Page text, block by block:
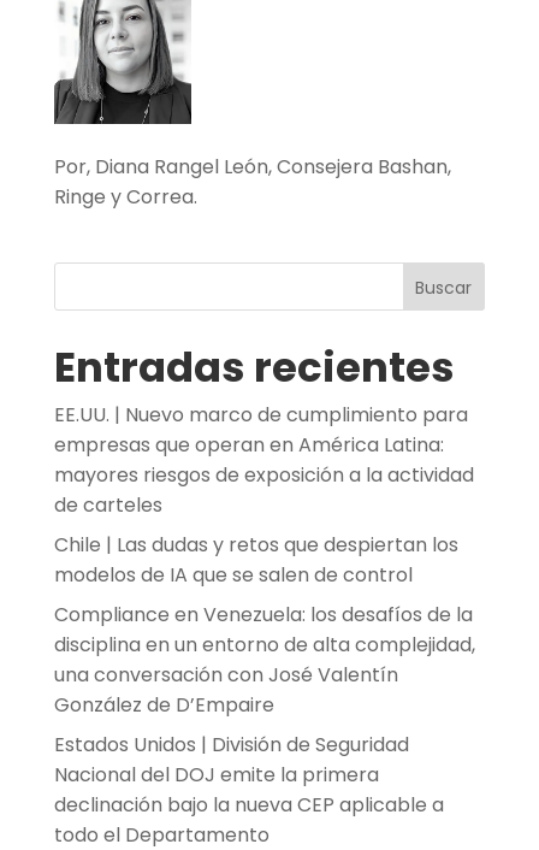
Por, Diana Rangel León, Consejera Bashan,
Ringe y Correa.
Buscar
Entradas recientes
EE.UU. | Nuevo marco de cumplimiento para
empresas que operan en América Latina:
mayores riesgos de exposición a la actividad
de carteles
Chile | Las dudas y retos que despiertan los
modelos de IA que se salen de control
Compliance en Venezuela: los desafíos de la
disciplina en un entorno de alta complejidad,
una conversación con José Valentín
González de D’Empaire
Estados Unidos | División de Seguridad
Nacional del DOJ emite la primera
declinación bajo la nueva CEP aplicable a
todo el Departamento